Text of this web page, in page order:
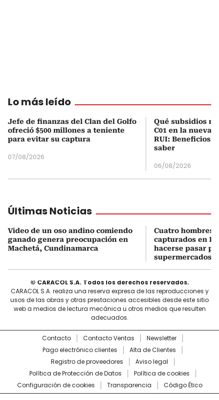
Lo más leído
Jefe de finanzas del Clan del Golfo
ofreció $500 millones a teniente
para evitar su captura
07/08/2026
Qué subsidios
C01 en la nueva
RUI: Beneficios
saber
06/08/2026
Últimas Noticias
Video de un oso andino comiendo
ganado genera preocupación en
Machetá, Cundinamarca
Cuatro hombres
capturados en
hacerse pasar
supermercados
© CARACOL S.A. Todos los derechos reservados.
CARACOL S.A. realiza una reserva expresa de las reproducciones y
usos de las obras y otras prestaciones accesibles desde este sitio
web a medios de lectura mecánica u otros medios que resulten
adecuados.
Contacto Contacto Ventas
Newsletter
Pago electrónico clientes
Alta de Clientes
Registro de proveedores
Aviso legal
Política de Protección de Datos
Política de cookies
Configuración de cookies
Transparencia Código Ético